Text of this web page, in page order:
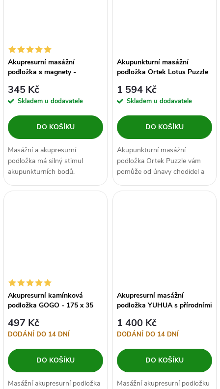
Akupresurní masážní
podložka s magnety -
345 Kč
Skladem u dodavatele
DO KOŠÍKU
Masážní a akupresurní
podložka má silný stimul
akupunkturních bodů.
Pošlapáváním na podložce
docílíte vzpružení...
Akupunkturní masážní
podložka Ortek Lotus Puzzle
1 594 Kč
Skladem u dodavatele
DO KOŠÍKU
Akupunkturní masážní
podložka Ortek Puzzle vám
pomůže od únavy chodidel a
podpoří správnou funkci
klenby díky...
Akupresurní kamínková
podložka GOGO - 175 x 35
497 Kč
DODÁNÍ DO 14 DNÍ
DO KOŠÍKU
Masážní akupresurní podložka
Akupresurní masážní
podložka YUHUA s přírodními
1 400 Kč
DODÁNÍ DO 14 DNÍ
DO KOŠÍKU
Masážní akupresurní podložku